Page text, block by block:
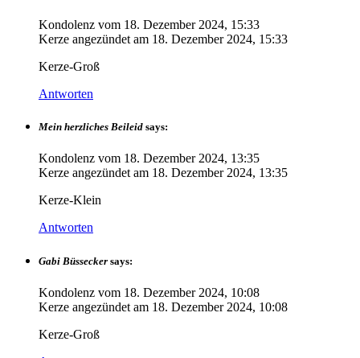
Kondolenz vom 18. Dezember 2024, 15:33
Kerze angezündet am 18. Dezember 2024, 15:33
Kerze-Groß
Antworten
Mein herzliches Beileid says:
Kondolenz vom 18. Dezember 2024, 13:35
Kerze angezündet am 18. Dezember 2024, 13:35
Kerze-Klein
Antworten
Gabi Büssecker says:
Kondolenz vom 18. Dezember 2024, 10:08
Kerze angezündet am 18. Dezember 2024, 10:08
Kerze-Groß